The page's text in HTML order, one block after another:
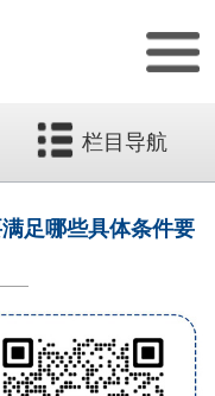
栏目导航
足哪些具体条件要